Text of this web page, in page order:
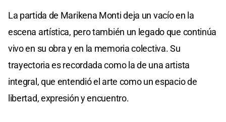
La partida de Marikena Monti deja un vacío en la
escena artística, pero también un legado que continúa
vivo en su obra y en la memoria colectiva. Su
trayectoria es recordada como la de una artista
integral, que entendió el arte como un espacio de
libertad, expresión y encuentro.